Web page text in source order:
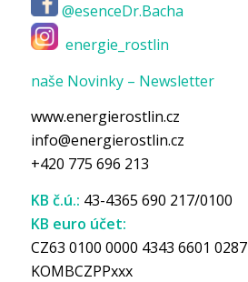
@esenceDr.Bacha
energie_rostlin
naše Novinky – Newsletter
www.energierostlin.cz
info@energierostlin.cz
+420 775 696 213
KB č.ú.: 43-4365 690 217/0100
KB euro účet:
CZ63 0100 0000 4343 6601 0287
KOMBCZPPxxx